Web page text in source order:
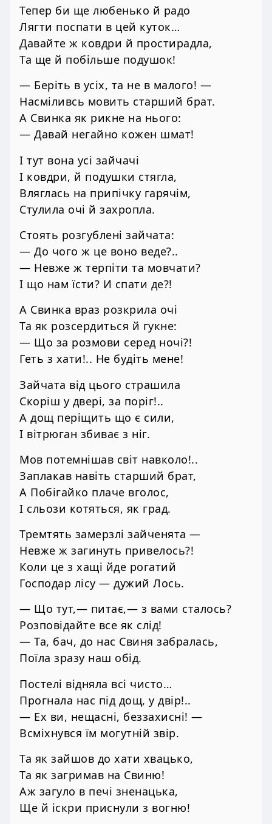
Тепер би ще любенько й радо
Лягти поспати в цей куток…
Давайте ж ковдри й простирадла,
Та ще й побільше подушок!
— Беріть в усіх, та не в малого! —
Насміливсь мовить старший брат.
А Свинка як рикне на нього:
— Давай негайно кожен шмат!
І тут вона усі зайчачі
І ковдри, й подушки стягла,
Вляглась на припічку гарячім,
Стулила очі й захропла.
Стоять розгублені зайчата:
— До чого ж це воно веде?..
— Невже ж терпіти та мовчати?
І що нам їсти? И спати де?!
А Свинка враз розкрила очі
Та як розсердиться й гукне:
— Що за розмови серед ночі?!
Геть з хати!.. Не будіть мене!
Зайчата від цього страшила
Скоріш у двері, за поріг!..
А дощ періщить що є сили,
І вітрюган збиває з ніг.
Мов потемнішав світ навколо!..
Заплакав навіть старший брат,
А Побігайко плаче вголос,
І сльози котяться, як град.
Тремтять замерзлі зайченята —
Невже ж загинуть привелось?!
Коли це з хащі йде рогатий
Господар лісу — дужий Лось.
— Що тут,— питає,— з вами сталось?
Розповідайте все як слід!
— Та, бач, до нас Свиня забралась,
Поїла зразу наш обід.
Постелі відняла всі чисто…
Прогнала нас під дощ, у двір!..
— Ех ви, нещасні, беззахисні! —
Всміхнувся їм могутній звір.
Та як зайшов до хати хвацько,
Та як загримав на Свиню!
Аж загуло в печі зненацька,
Ще й іскри приснули з вогню!